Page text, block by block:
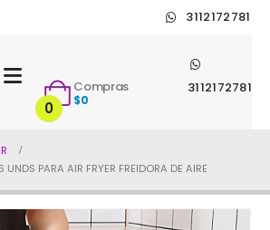
3112172781
3112172781
0
Compras
$0
PARA AIR FRYER FREIDORA DE AIRE